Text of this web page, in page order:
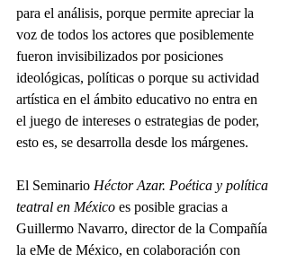
para el análisis, porque permite apreciar la
voz de todos los actores que posiblemente
fueron invisibilizados por posiciones
ideológicas, políticas o porque su actividad
artística en el ámbito educativo no entra en
el juego de intereses o estrategias de poder,
esto es, se desarrolla desde los márgenes.
El Seminario Héctor Azar. Poética y política
teatral en México es posible gracias a
Guillermo Navarro, director de la Compañía
la eMe de México, en colaboración con